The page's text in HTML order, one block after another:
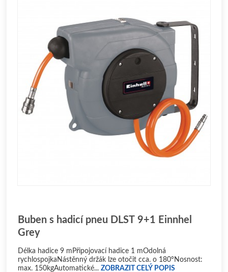
Buben s hadicí pneu DLST 9+1 Einnhel
Grey
Délka hadice 9 mPřipojovací hadice 1 mOdolná
rychlospojkaNástěnný držák lze otočit cca. o 180°Nosnost:
max. 150kgAutomatické... ZOBRAZIT CELÝ POPIS